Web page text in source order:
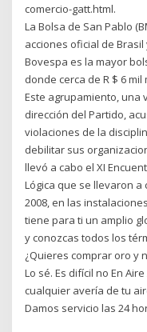
comercio-gatt.html.
La Bolsa de San Pablo
acciones oficial de Brasil
Bovespa es la mayor
donde cerca de R $ 6 mil
Este agrupamiento, una
dirección del Partido,
violaciones de la
debilitar sus
llevó a cabo el XI
Lógica que se llevaron a
2008, en las
tiene para ti un amplio
y conozcas todos los
¿Quieres comprar oro y
Lo sé. Es difícil no En
cualquier avería de tu
Damos servicio las 24